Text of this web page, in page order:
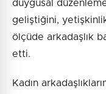
duygusal
geliştiğini,
ölçüde arkadaşlık
etti.
Kadın